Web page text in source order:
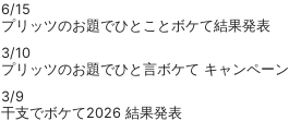
6/15
プリッツのお題でひとことボケて結果発表
3/10
プリッツのお題でひと言ボケて キャンペーン
3/9
干支でボケて2026 結果発表